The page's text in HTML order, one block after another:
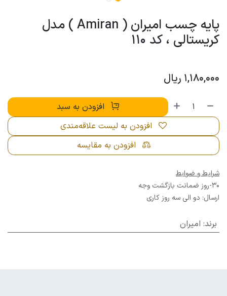
پایه چسب امیران ( Amiran ) مدل
کریستالی ، کد 110
1,180,000 ریال
افزودن به سبد
افزودن به مقایسه
افزودن به لیست علاقه‌مندی
شرایط و ضوابط
30-روز ضمانت بازگشت وجه
ارسال: دو الی سه روز کاری
برند: امیران